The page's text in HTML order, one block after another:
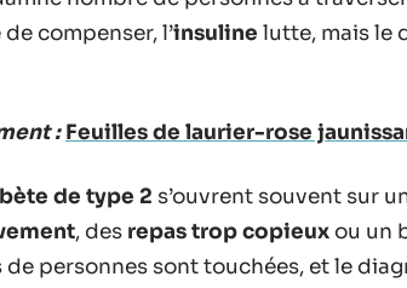
compenser, l’insuline lutte, mais le
: Feuilles de laurier-rose
de type 2 s’ouvrent souvent sur
, des repas trop copieux ou un
de personnes sont touchées, et le